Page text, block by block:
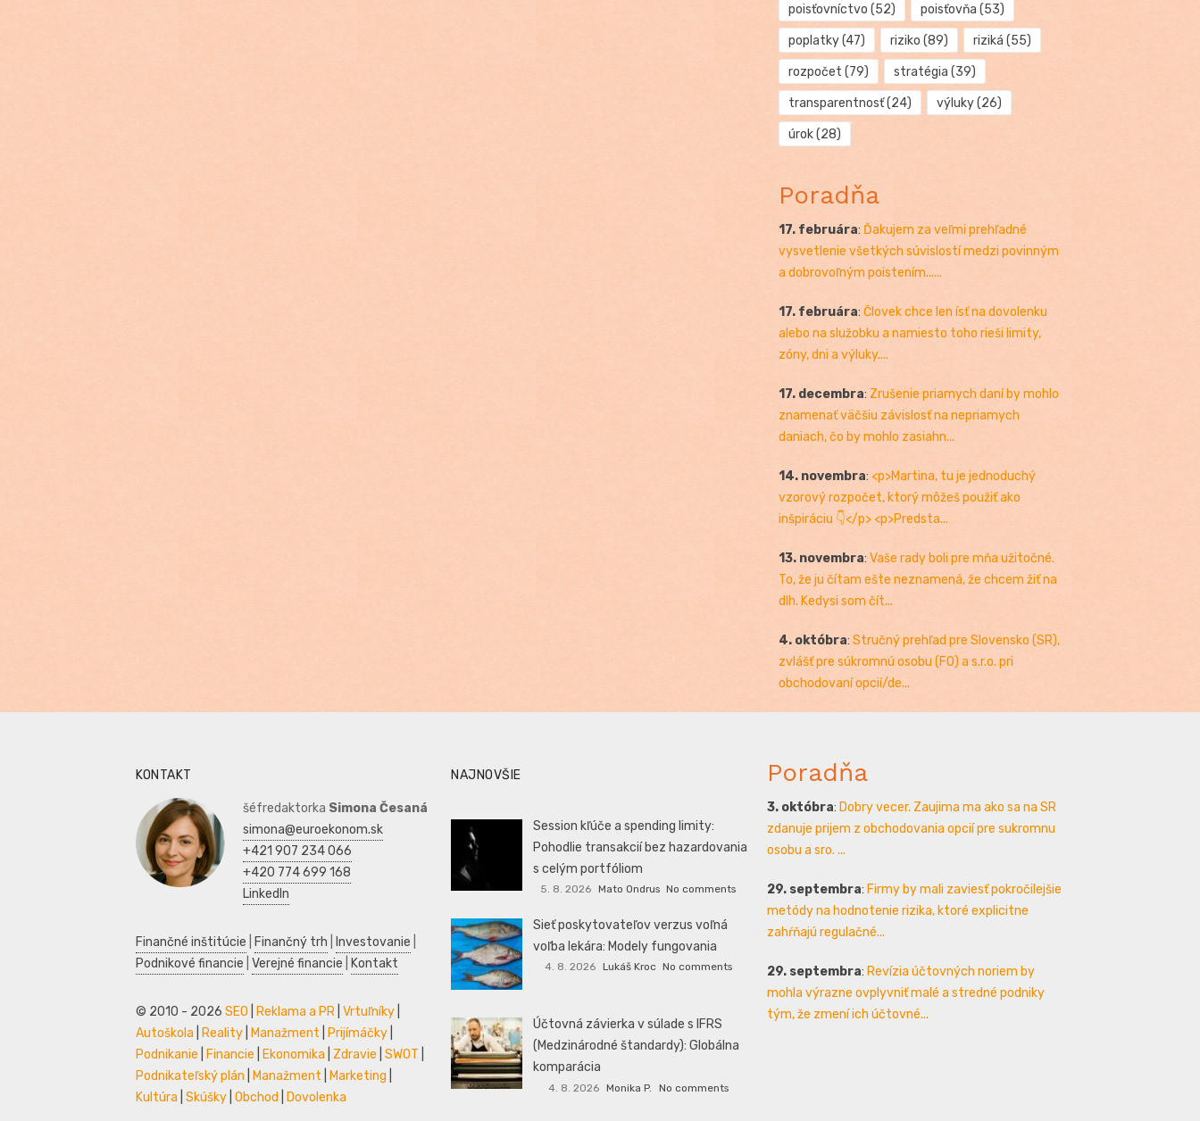
poisťovníctvo (52) poisťovňa (53)
poplatky(47) riziko (89) riziká (55)
rozpočet (79) stratégia (39)
transparentnosť(24) výluky(26)
úrok(28)
Poradňa
17. februára: Ďakujem za veľmi prehľadné
vysvetlenie všetkých súvislostí medzi povinným
a dobrovoľným poistením......
17. februára: Človek chce len ísť na dovolenku
alebo na služobku a namiesto toho rieši limity,
zóny, dni a výluky....
17. decembra: Zrušenie priamych daní by mohlo
znamenať väčšiu závislosť na nepriamych
daniach, čo by mohlo zasiahn...
14. novembra: <p>Martina, tu je jednoduchý
vzorový rozpočet, ktorý môžeš použiť ako
inšpiráciu 👇</p> <p>Predsta...
13. novembra: Vaše rady boli pre mňa užitočné.
To, že ju čítam ešte neznamená, že chcem žiť na
dlh. Kedysi som čít...
4. októbra: Stručný prehľad pre Slovensko (SR),
zvlášť pre súkromnú osobu (FO) a s.r.o. pri
obchodovaní opcií/de...
KONTAKT
šéfredaktorka Simona Česaná
simona@euroekonom.sk
+421 907 234 066
+420 774 699 168
LinkedIn
Finančné inštitúcie Finančný trh Investovanie
Podnikové financie Verejné financie Kontakt
© 2010 - 2026 SEO Reklama a PR Vrtuľníky
Autoškola
Reality Manažment Prijímáčky
Podnikanie
Financie Ekonomika Zdravie SWOT
Podnikateľský plán
Manažment Marketing
Kultúra Skúšky Obchod Dovolenka
NAJNOVŠIE
Session kľúče a spending limity:
Pohodlie transakcií bez hazardovania
s celým portfóliom
5. 8. 2026 Mato Ondrus No comments
Sieť poskytovateľov verzus voľná
voľba lekára: Modely fungovania
4. 8. 2026 Lukáš Kroc No comments
Účtovná závierka v súlade s IFRS
(Medzinárodné štandardy): Globálna
komparácia
4. 8. 2026 Monika P. No comments
Poradňa
3. októbra: Dobry vecer. Zaujima ma ako sa na SR
zdanuje prijem z obchodovania opcií pre sukromnu
osobu a sro. ...
29. septembra: Firmy by mali zaviesť pokročilejšie
metódy na hodnotenie rizika, ktoré explicitne
zahŕňajú regulačné...
29. septembra: Revízia účtovných noriem by
mohla výrazne ovplyvniť malé a stredné podniky
tým, že zmení ich účtovné...